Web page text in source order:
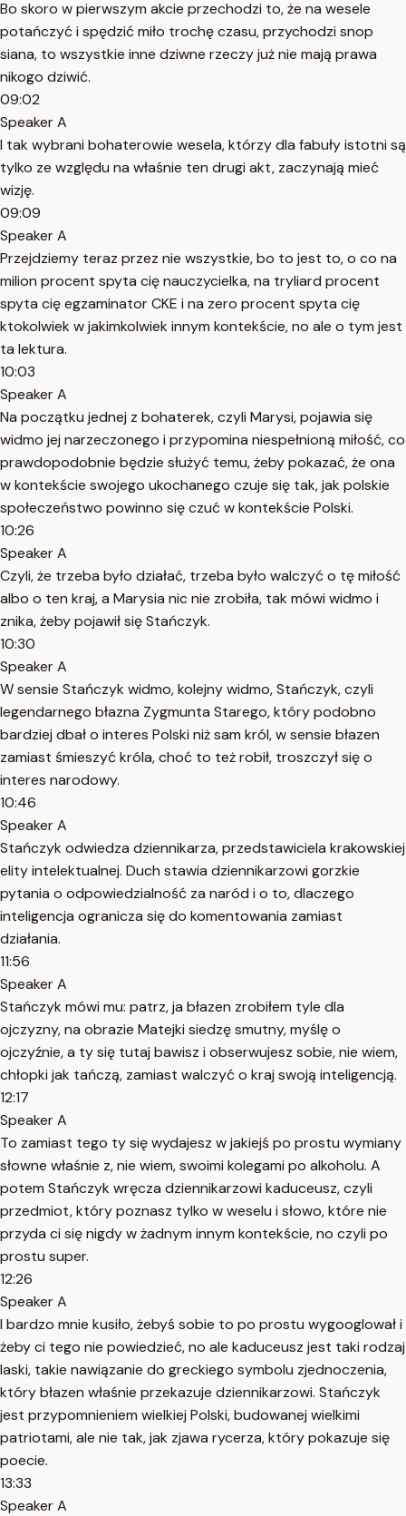
Bo skoro w pierwszym akcie przechodzi to, że na wesele
potańczyć i spędzić miło trochę czasu, przychodzi snop
siana, to wszystkie inne dziwne rzeczy już nie mają prawa
nikogo dziwić.
09:02
Speaker A
I tak wybrani bohaterowie wesela, którzy dla fabuły istotni są
tylko ze względu na właśnie ten drugi akt, zaczynają mieć
wizję.
09:09
Speaker A
Przejdziemy teraz przez nie wszystkie, bo to jest to, o co na
milion procent spyta cię nauczycielka, na tryliard procent
spyta cię egzaminator CKE i na zero procent spyta cię
ktokolwiek w jakimkolwiek innym kontekście, no ale o tym jest
ta lektura.
10:03
Speaker A
Na początku jednej z bohaterek, czyli Marysi, pojawia się
widmo jej narzeczonego i przypomina niespełnioną miłość, co
prawdopodobnie będzie służyć temu, żeby pokazać, że ona
w kontekście swojego ukochanego czuje się tak, jak polskie
społeczeństwo powinno się czuć w kontekście Polski.
10:26
Speaker A
Czyli, że trzeba było działać, trzeba było walczyć o tę miłość
albo o ten kraj, a Marysia nic nie zrobiła, tak mówi widmo i
znika, żeby pojawił się Stańczyk.
10:30
Speaker A
W sensie Stańczyk widmo, kolejny widmo, Stańczyk, czyli
legendarnego błazna Zygmunta Starego, który podobno
bardziej dbał o interes Polski niż sam król, w sensie błazen
zamiast śmieszyć króla, choć to też robił, troszczył się o
interes narodowy.
10:46
Speaker A
Stańczyk odwiedza dziennikarza, przedstawiciela krakowskiej
elity intelektualnej. Duch stawia dziennikarzowi gorzkie
pytania o odpowiedzialność za naród i o to, dlaczego
inteligencja ogranicza się do komentowania zamiast
działania.
11:56
Speaker A
Stańczyk mówi mu: patrz, ja błazen zrobiłem tyle dla
ojczyzny, na obrazie Matejki siedzę smutny, myślę o
ojczyźnie, a ty się tutaj bawisz i obserwujesz sobie, nie wiem,
chłopki jak tańczą, zamiast walczyć o kraj swoją inteligencją.
12:17
Speaker A
To zamiast tego ty się wydajesz w jakiejś po prostu wymiany
słowne właśnie z, nie wiem, swoimi kolegami po alkoholu. A
potem Stańczyk wręcza dziennikarzowi kaduceusz, czyli
przedmiot, który poznasz tylko w weselu i słowo, które nie
przyda ci się nigdy w żadnym innym kontekście, no czyli po
prostu super.
12:26
Speaker A
I bardzo mnie kusiło, żebyś sobie to po prostu wygooglował i
żeby ci tego nie powiedzieć, no ale kaduceusz jest taki rodzaj
laski, takie nawiązanie do greckiego symbolu zjednoczenia,
który błazen właśnie przekazuje dziennikarzowi. Stańczyk
jest przypomnieniem wielkiej Polski, budowanej wielkimi
patriotami, ale nie tak, jak zjawa rycerza, który pokazuje się
poecie.
13:33
Speaker A